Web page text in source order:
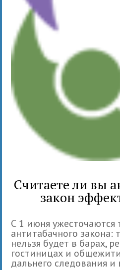
Считаете ли вы
закон
С 1 июня ужесточаются
антитабачного закона:
нельзя будет в барах,
гостиницах и
дальнего следования и